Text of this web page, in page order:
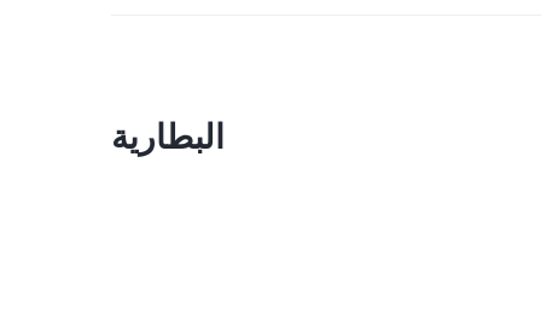
البطارية